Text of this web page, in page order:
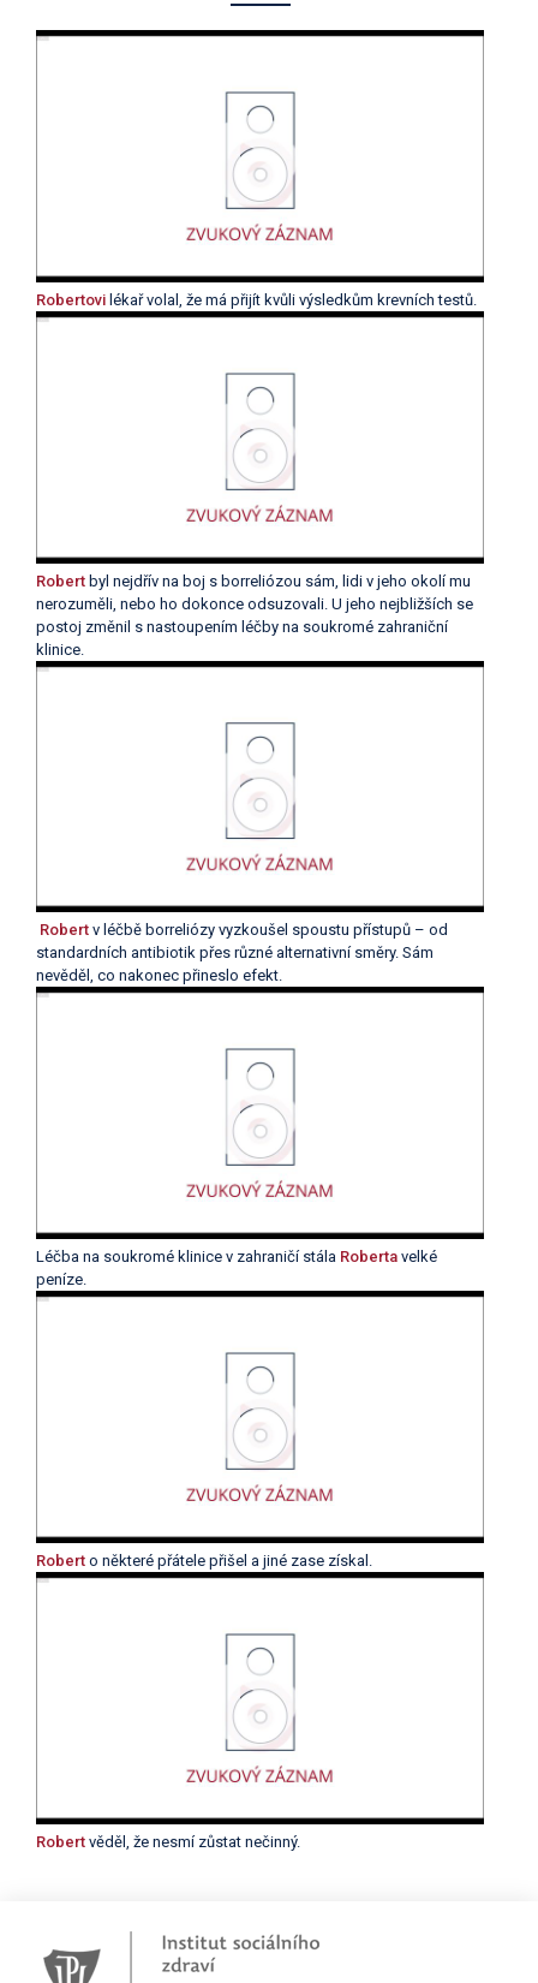
Robertovi lékař volal, že má přijít kvůli výsledkům krevních testů.
Robert byl nejdřív na boj s borreliózou sám, lidi v jeho okolí mu
nerozuměli, nebo ho dokonce odsuzovali. U jeho nejbližších se
postoj změnil s nastoupením léčby na soukromé zahraniční
klinice.
Robert v léčbě borreliózy vyzkoušel spoustu přístupů – od
standardních antibiotik přes různé alternativní směry. Sám
nevěděl, co nakonec přineslo efekt.
Léčba na soukromé klinice v zahraničí stála Roberta velké
peníze.
Robert o některé přátele přišel a jiné zase získal.
Robert věděl, že nesmí zůstat nečinný.